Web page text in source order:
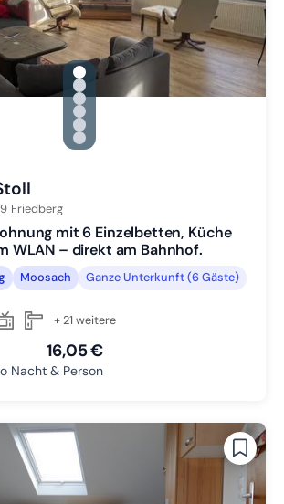
gallery.slide_selector
Zu Slide 1 wechseln
Zu Slide 2 wechseln
Zu Slide 3 wechseln
Zu Slide 4 wechseln
Zu Slide 5 wechseln
Zu Slide 6 wechseln
Friedberg
mit 6 Einzelbetten, Küche
WLAN – direkt am Bahnhof.
Moosach Ganze Unterkunft (6 Gäste)
+ 21 weitere
16,05 €
Nacht & Person